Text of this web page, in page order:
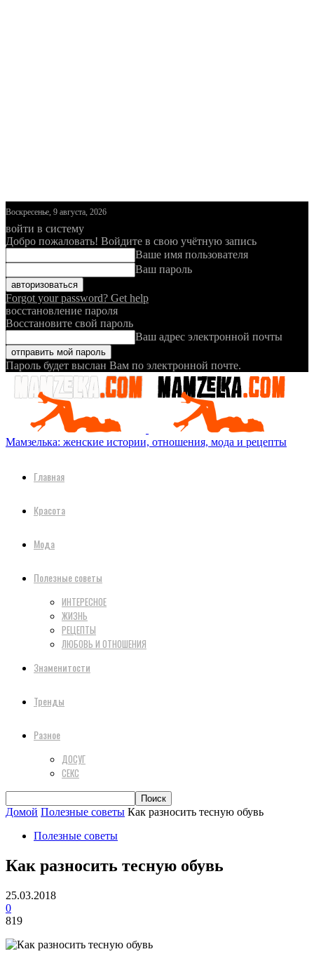
Воскресенье, 9 августа, 2026
войти в систему
Добро пожаловать! Войдите в свою учётную запись
Ваше имя пользователя
Ваш пароль
Forgot your password? Get help
восстановление пароля
Восстановите свой пароль
Ваш адрес электронной почты
Пароль будет выслан Вам по электронной почте.
Мамзелька: женские истории, отношения, мода и рецепты
Главная
Красота
Мода
Полезные советы
ИНТЕРЕСНОЕ
ЖИЗНЬ
РЕЦЕПТЫ
ЛЮБОВЬ И ОТНОШЕНИЯ
Знаменитости
Тренды
Разное
ДОСУГ
СЕКС
Домой Полезные советы Как разносить тесную обувь
Полезные советы
Как разносить тесную обувь
25.03.2018
0
819